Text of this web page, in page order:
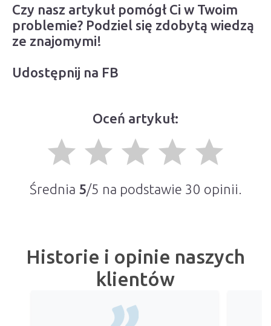
Czy nasz artykuł pomógł Ci w Twoim
problemie? Podziel się zdobytą wiedzą
ze znajomymi!
Udostępnij na FB
Oceń artykuł:
grade grade grade grade grade
Średnia 5/5 na podstawie 30 opinii.
Historie i opinie naszych
klientów